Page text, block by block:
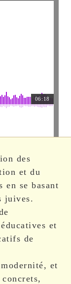
06:18
des
et du
en se basant
juives.
et
de
et